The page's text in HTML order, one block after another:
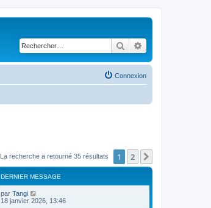
Rechercher
Connexion
La recherche a retourné 35 résultats 1 2
DERNIER MESSAGE
par Tangi
18 janvier 2026, 13:46